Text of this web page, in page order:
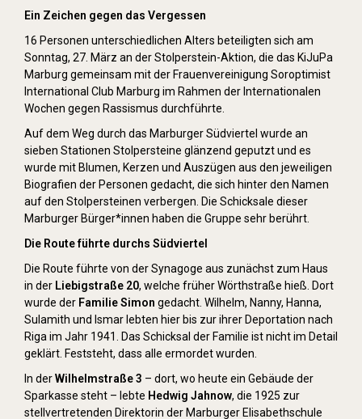
Ein Zeichen gegen das Vergessen
16 Personen unterschiedlichen Alters beteiligten sich am
Sonntag, 27. März an der Stolperstein-Aktion, die das KiJuPa
Marburg gemeinsam mit der Frauenvereinigung Soroptimist
International Club Marburg im Rahmen der Internationalen
Wochen gegen Rassismus durchführte.
Auf dem Weg durch das Marburger Südviertel wurde an
sieben Stationen Stolpersteine glänzend geputzt und es
wurde mit Blumen, Kerzen und Auszügen aus den jeweiligen
Biografien der Personen gedacht, die sich hinter den Namen
auf den Stolpersteinen verbergen. Die Schicksale dieser
Marburger Bürger*innen haben die Gruppe sehr berührt.
Die Route führte durchs Südviertel
Die Route führte von der Synagoge aus zunächst zum Haus
in der Liebigstraße 20, welche früher Wörthstraße hieß. Dort
wurde der Familie Simon gedacht. Wilhelm, Nanny, Hanna,
Sulamith und Ismar lebten hier bis zur ihrer Deportation nach
Riga im Jahr 1941. Das Schicksal der Familie ist nicht im Detail
geklärt. Feststeht, dass alle ermordet wurden.
In derWilhelmstraße 3 – dort, wo heute ein Gebäude der
Sparkasse steht – lebte Hedwig Jahnow, die 1925 zur
stellvertretenden Direktorin der Marburger Elisabethschule